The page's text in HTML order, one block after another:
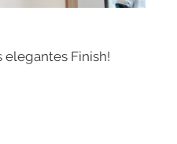
elegantes Finish!